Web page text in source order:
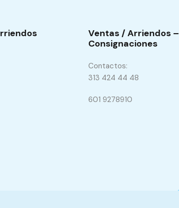
Ventas / Arriendos –
Consignaciones
Contactos:
313 424 44 48
601 9278910